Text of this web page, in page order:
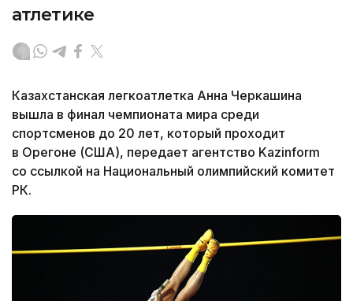
атлетике
Казахстанская легкоатлетка Анна Черкашина
вышла в финал чемпионата мира среди
спортсменов до 20 лет, который проходит
в Орегоне (США), передает агентство Kazinform
со ссылкой на Национальный олимпийский комитет
РК.